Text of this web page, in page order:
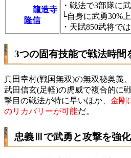
龍造寺
隆信
・戦法で3部隊に
└自身に武勇30%
・天賦850武将で
3つの固有技能で戦法時間
真田幸村(戦国無双)の無双秘奥義
武田信玄(足軽)の虎威で複合的に
撃目の戦法が特に早いほか、 金剛
のリカバリーが可能だ。
忠義Ⅲで武勇と攻撃を強化